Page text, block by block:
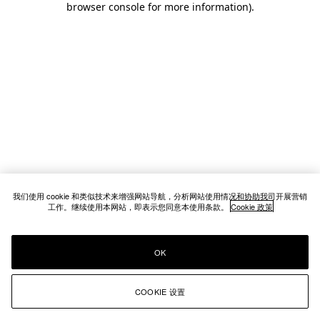
browser console for more information).
我们使用 cookie 和类似技术来增强网站导航，分析网站使用情况和协助我司开展营销
工作。继续使用本网站，即表示您同意本使用条款。 Cookie 政策
COOKIE 设置
OK